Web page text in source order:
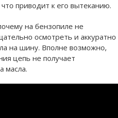
приводит к его вытеканию.
на бензопиле не
осмотреть и аккуратно
на шину. Вполне возможно,
цепь не получает
масла.